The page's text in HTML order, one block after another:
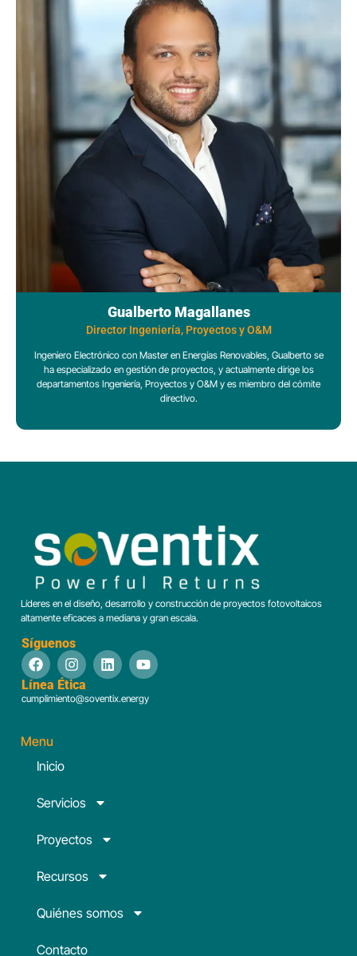
Gualberto Magallanes
Director Ingeniería, Proyectos y O&M
Ingeniero Electrónico con Master en Energías Renovables, Gualberto se
ha especializado en gestión de proyectos, y actualmente dirige los
departamentos Ingeniería, Proyectos y O&M y es miembro del cómite
directivo.
Líderes en el diseño, desarrollo y construcción de proyectos fotovoltaicos
altamente eficaces a mediana y gran escala.
Síguenos
Línea Ética
cumplimiento@soventix.energy
Menu
Inicio
Servicios
Proyectos
Recursos
Quiénes somos
Contacto